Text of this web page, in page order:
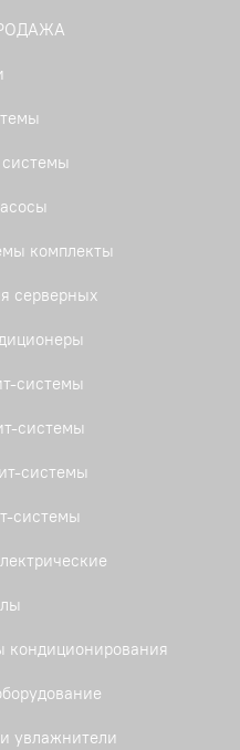
комплекты
серверных
системы
системы
системы
системы
кондиционирования
увлажнители